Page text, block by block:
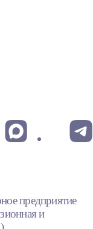
предприятие
и